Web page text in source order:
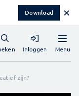
Download ✕
Menu
Inloggen
zijn?